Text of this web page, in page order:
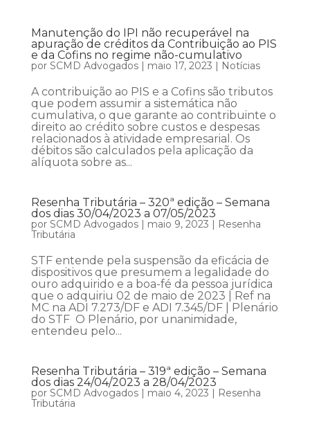
Manutenção do IPI não recuperável na
apuração de créditos da Contribuição ao PIS
e da Cofins no regime não-cumulativo
por SCMD Advogados| maio 17, 2023 | Notícias
A contribuição ao PIS e a Cofins são tributos
que podem assumir a sistemática não
cumulativa, o que garante ao contribuinte o
direito ao crédito sobre custos e despesas
relacionados à atividade empresarial. Os
débitos são calculados pela aplicação da
alíquota sobre as...
Resenha Tributária – 320ª edição – Semana
dos dias 30/04/2023 a 07/05/2023
por SCMD Advogados| maio 9, 2023 | Resenha
Tributária
STF entende pela suspensão da eficácia de
dispositivos que presumem a legalidade do
ouro adquirido e a boa-fé da pessoa jurídica
que o adquiriu 02 de maio de 2023 | Ref na
MC na ADI 7.273/DF e ADI 7.345/DF | Plenário
do STF O Plenário, por unanimidade,
entendeu pelo...
Resenha Tributária – 319ª edição – Semana
dos dias 24/04/2023 a 28/04/2023
por SCMD Advogados| maio 4, 2023 | Resenha
Tributária